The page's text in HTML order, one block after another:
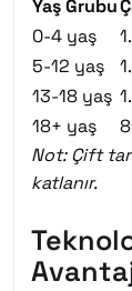
Yaş Grubu
0-4 yaş
5-12 yaş
13-18 yaş
18+ yaş
Not: Çift
katlanır.